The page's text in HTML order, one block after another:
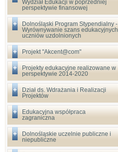
Wydział Edukacji w poprzedniej
perspektywie finansowej
Dolnośląski Program Stypendialny -
Wyrównywanie szans edukacyjnych
uczniów uzdolnionych
Projekt "Akcent@com"
Projekty edukacyjne realizowane w
perspektywie 2014-2020
Dział ds. Wdrażania i Realizacji
Projektów
Edukacyjna współpraca
zagraniczna
Dolnośląskie uczelnie publiczne i
niepubliczne